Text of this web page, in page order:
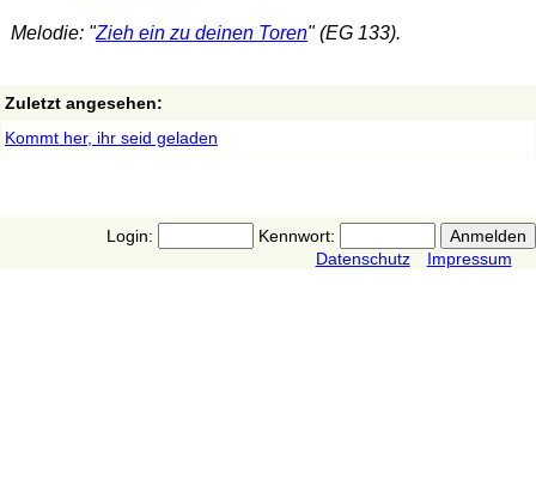
Melodie: "Zieh ein zu deinen Toren" (EG 133).
Zuletzt angesehen:
Kommt her, ihr seid geladen
Login:
Kennwort:
Datenschutz
Impressum